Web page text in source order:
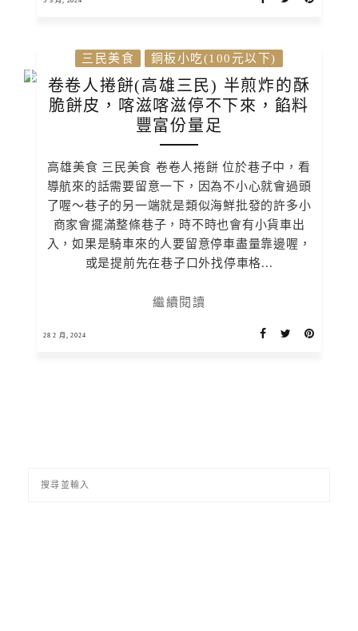
三民美食 銅板小吃(100元以下)
卷卷人捲餅(高雄三民) 半煎炸的酥
脆餅皮，喀滋喀滋停不下來，餡料
豐富份量足
高雄美食 三民美食 卷卷人捲餅 位於巷子中，看
導航來的話需要留意一下，因為不小心就會過頭
了喔～巷子的另一端就是類似海鮮批發的許多小
商家會擺滿整條巷子，時不時也會有小貨車出
入，如果是騎車來的人要留意停車盡量靠邊喔，
或是提前先在巷子口外找停車格...
繼續閱讀
28 2 月, 2024